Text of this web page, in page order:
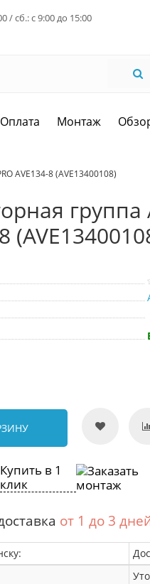
/ сб.: с 9:00 до 15:00
Оплата Монтаж
AVE134-8 (AVE13400108)
группа
Купить в 1
клик
от 1 до 3